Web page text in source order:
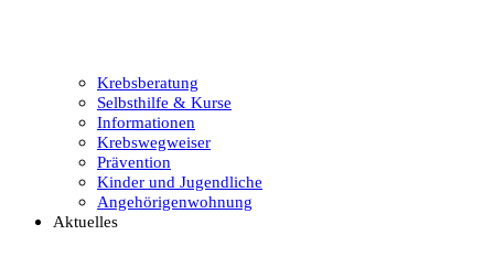
Krebsberatung
Selbsthilfe & Kurse
Informationen
Krebswegweiser
Prävention
Kinder und Jugendliche
Angehörigenwohnung
Aktuelles